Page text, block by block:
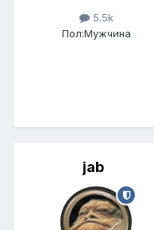
5.5k
Пол:Мужчина
jab